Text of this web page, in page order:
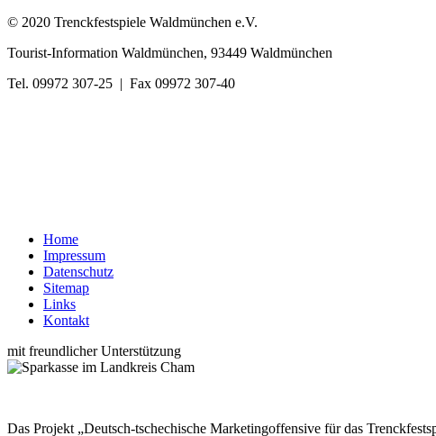
© 2020 Trenckfestspiele Waldmünchen e.V.
Tourist-Information Waldmünchen, 93449 Waldmünchen
Tel. 09972 307-25 | Fax 09972 307-40
Home
Impressum
Datenschutz
Sitemap
Links
Kontakt
mit freundlicher Unterstützung
Das Projekt „Deutsch-tschechische Marketingoffensive für das